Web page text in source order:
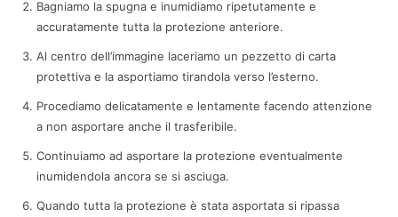
Bagniamo la spugna e inumidiamo ripetutamente e
accuratamente tutta la protezione anteriore.
Al centro dell’immagine laceriamo un pezzetto di carta
protettiva e la asportiamo tirandola verso l’esterno.
Procediamo delicatamente e lentamente facendo attenzione
a non asportare anche il trasferibile.
Continuiamo ad asportare la protezione eventualmente
inumidendola ancora se si asciuga.
Quando tutta la protezione è stata asportata si ripassa